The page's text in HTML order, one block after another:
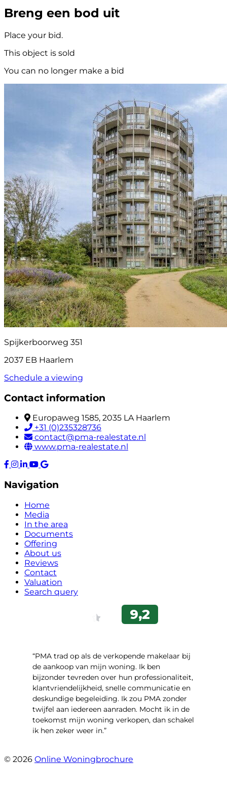
Breng een bod uit
Place your bid.
This object is sold
You can no longer make a bid
Spijkerboorweg 351
2037 EB Haarlem
Schedule a viewing
Contact information
Europaweg 1585, 2035 LA Haarlem
+31 (0)235328736
contact@pma-realestate.nl
www.pma-realestate.nl
Navigation
Home
Media
In the area
Documents
Offering
About us
Reviews
Contact
Valuation
Search query
“PMA trad op als de verkopende makelaar bij
de aankoop van mijn woning. Ik ben
bijzonder tevreden over hun professionaliteit,
klantvriendelijkheid, snelle communicatie en
deskundige begeleiding. Ik zou PMA zonder
twijfel aan iedereen aanraden. Mocht ik in de
toekomst mijn woning verkopen, dan schakel
ik hen zeker weer in.”
© 2026 Online Woningbrochure